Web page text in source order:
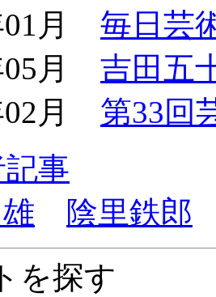
01月 毎日
05月 吉田五
02月 第33回
事
陰里鉄郎
を探す